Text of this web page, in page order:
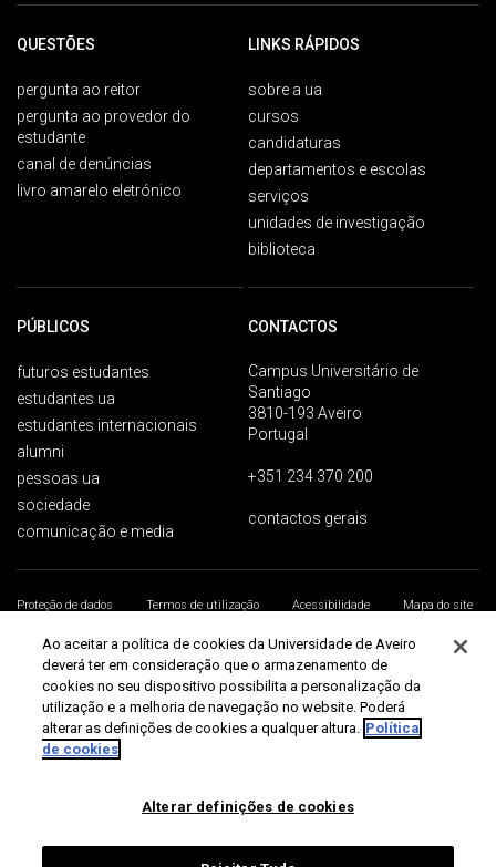
QUESTÕES
pergunta ao reitor
pergunta ao provedor do
estudante
canal de denúncias
livro amarelo eletrónico
LINKS RÁPIDOS
sobre a ua
cursos
candidaturas
departamentos e escolas
serviços
unidades de investigação
biblioteca
PÚBLICOS
futuros estudantes
estudantes ua
estudantes internacionais
alumni
pessoas ua
sociedade
comunicação e media
CONTACTOS
Campus Universitário de
Santiago
3810-193 Aveiro
Portugal
+351 234 370 200
contactos gerais
Proteção de dados Termos de utilização Acessibilidade
Mapa do site
Ao aceitar a política de cookies da Universidade de Aveiro
deverá ter em consideração que o armazenamento de
cookies no seu dispositivo possibilita a personalização da
utilização e a melhoria de navegação no website. Poderá
alterar as definições de cookies a qualquer altura. Política
de cookies
Alterar definições de cookies